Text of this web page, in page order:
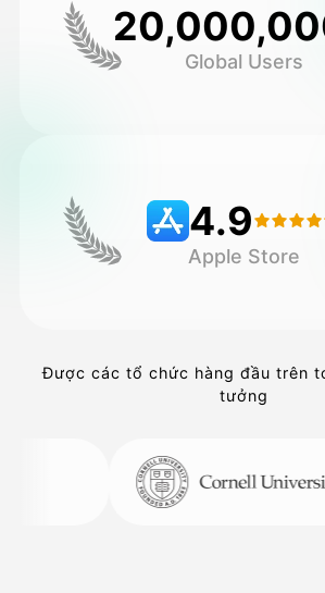
Global Users
4.9
Apple Store
Được các tổ chức hàng đầu trên
tưởng